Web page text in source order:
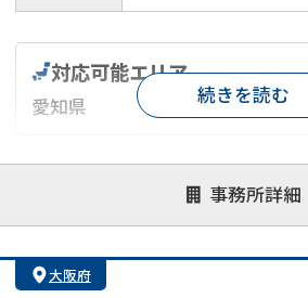
事務所詳細
対応可能エリア
愛知県
対応が親身 オンライン面談可能
1億円以上の買取可
続きを読む
大阪府